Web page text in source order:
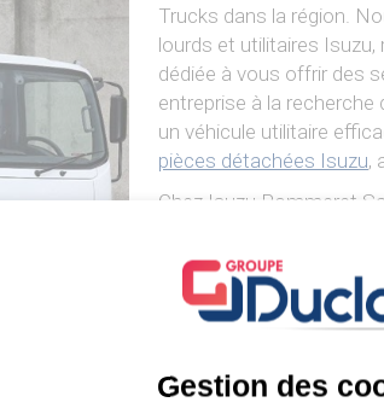
Trucks dans la région.
lourds et utilitaires
dédiée à vous offrir des
entreprise à la
un véhicule utilitaire
pièces détachées Isuzu,
Chez Isuzu Pommeret
proposant ainsi des
Découvrir la Gamme
Gestion des